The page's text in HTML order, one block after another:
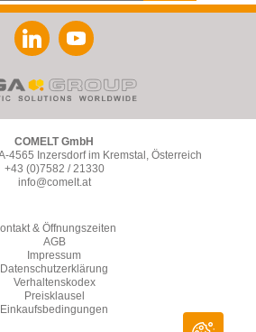
COMELT GmbH
4565 Inzersdorf im Kremstal, Österreich
+43 (0)7582 / 21330
info@comelt.at
& Öffnungszeiten
AGB
Impressum
Datenschutzerklärung
Verhaltenskodex
Preisklausel
Einkaufsbedingungen